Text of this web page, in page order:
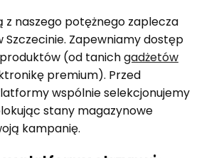
z naszego potężnego zaplecza
Szczecinie. Zapewniamy dostęp
(od tanichgadżetów
premium). Przed
wspólnie selekcjonujemy
stany magazynowe
kampanię.